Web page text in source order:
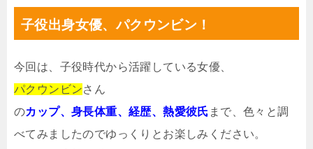
子役出身女優、パクウンビン！
今回は、子役時代から活躍している女優、
パクウンビンさん
のカップ、身長体重、経歴、熱愛彼氏 まで、色々と調
べてみましたのでゆっくりとお楽しみください。